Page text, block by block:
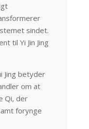
sindet.
til Yi Jin Jing
Jing betyder
om at
Qi, der
forynge